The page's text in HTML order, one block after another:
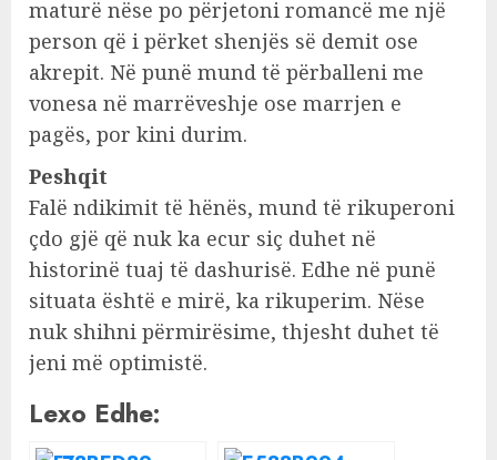
maturë nëse po përjetoni romancë me një
person që i përket shenjës së demit ose
akrepit. Në punë mund të përballeni me
vonesa në marrëveshje ose marrjen e
pagës, por kini durim.
Peshqit
Falë ndikimit të hënës, mund të rikuperoni
çdo gjë që nuk ka ecur siç duhet në
historinë tuaj të dashurisë. Edhe në punë
situata është e mirë, ka rikuperim. Nëse
nuk shihni përmirësime, thjesht duhet të
jeni më optimistë.
Lexo Edhe: